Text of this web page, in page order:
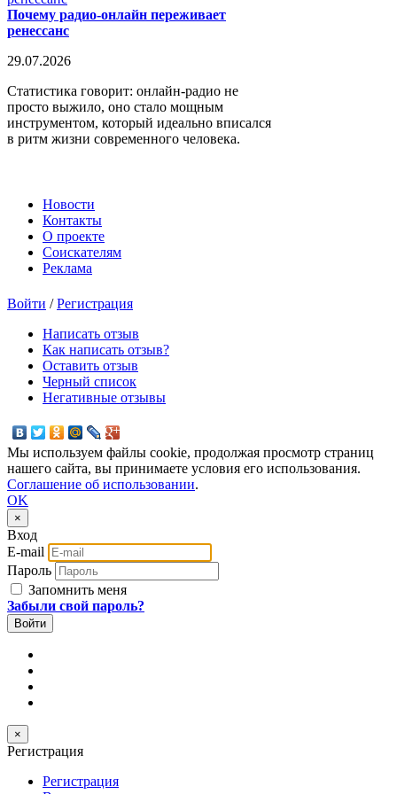
Почему радио-онлайн переживает
ренессанс
29.07.2026
Статистика говорит: онлайн-радио не
просто выжило, оно стало мощным
инструментом, который идеально вписался
в ритм жизни современного человека.
Новости
Контакты
О проекте
Соискателям
Реклама
Войти /Регистрация
Написать отзыв
Как написать отзыв?
Оставить отзыв
Черный список
Негативные отзывы
Мы используем файлы cookie, продолжая просмотр страниц
нашего сайта, вы принимаете условия его использования.
Соглашение об использовании.
OK
×
Вход
E-mail
Пароль
Запомнить меня
Забыли свой пароль?
×
Регистрация
Регистрация